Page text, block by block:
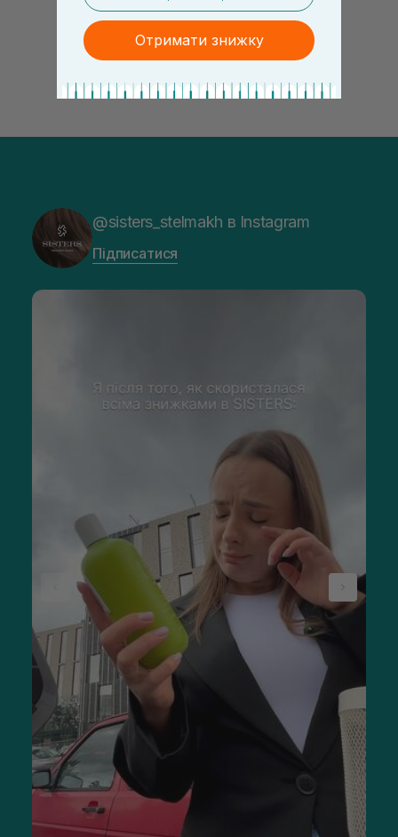
@sisters_stelmakh в Instagram
Підписатися
Отримати знижку